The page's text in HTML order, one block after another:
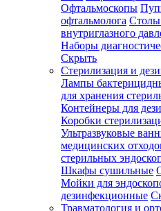
Офтальмоскопы
офтальмолога
внутриглазного
Наборы
Скрыть
Стерилизация и
Лампы
для хранения
Контейнеры для
Коробки
Ультразвуковые
медицинских
стерильных
Шкафы сушильные
Мойки для
дезинфекционные
Травматология и